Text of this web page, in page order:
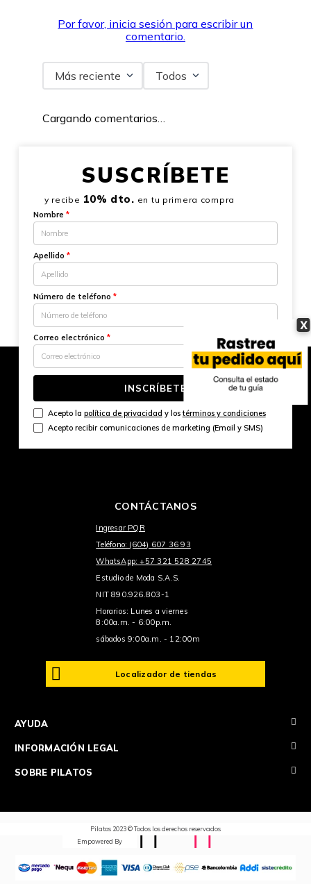
X
Por favor, inicia sesión para escribir un
comentario.
Más reciente Todos
Cargando comentarios…
SUSCRÍBETE
y recibe 10% dto. en tu primera compra
Nombre *
Apellido *
Número de teléfono *
Correo electrónico *
INSCRÍBETE
Acepto la política de privacidad y lostérminos y condiciones
Acepto recibir comunicaciones de marketing (Email y SMS)
CONTÁCTANOS
Ingresar PQR
Teléfono: (604) 607 36 93
WhatsApp: +57 321 528 2745
Estudio de Moda S.A.S.
NIT 890.926.803-1
Horarios: Lunes a viernes
8:00a.m. - 6:00p.m.
sábados 9:00a.m. - 12:00m
Localizador de tiendas
AYUDA +
INFORMACIÓN LEGAL +
SOBRE PILATOS +
Pilatos 2023 © Todos los derechos reservados
Empowered By